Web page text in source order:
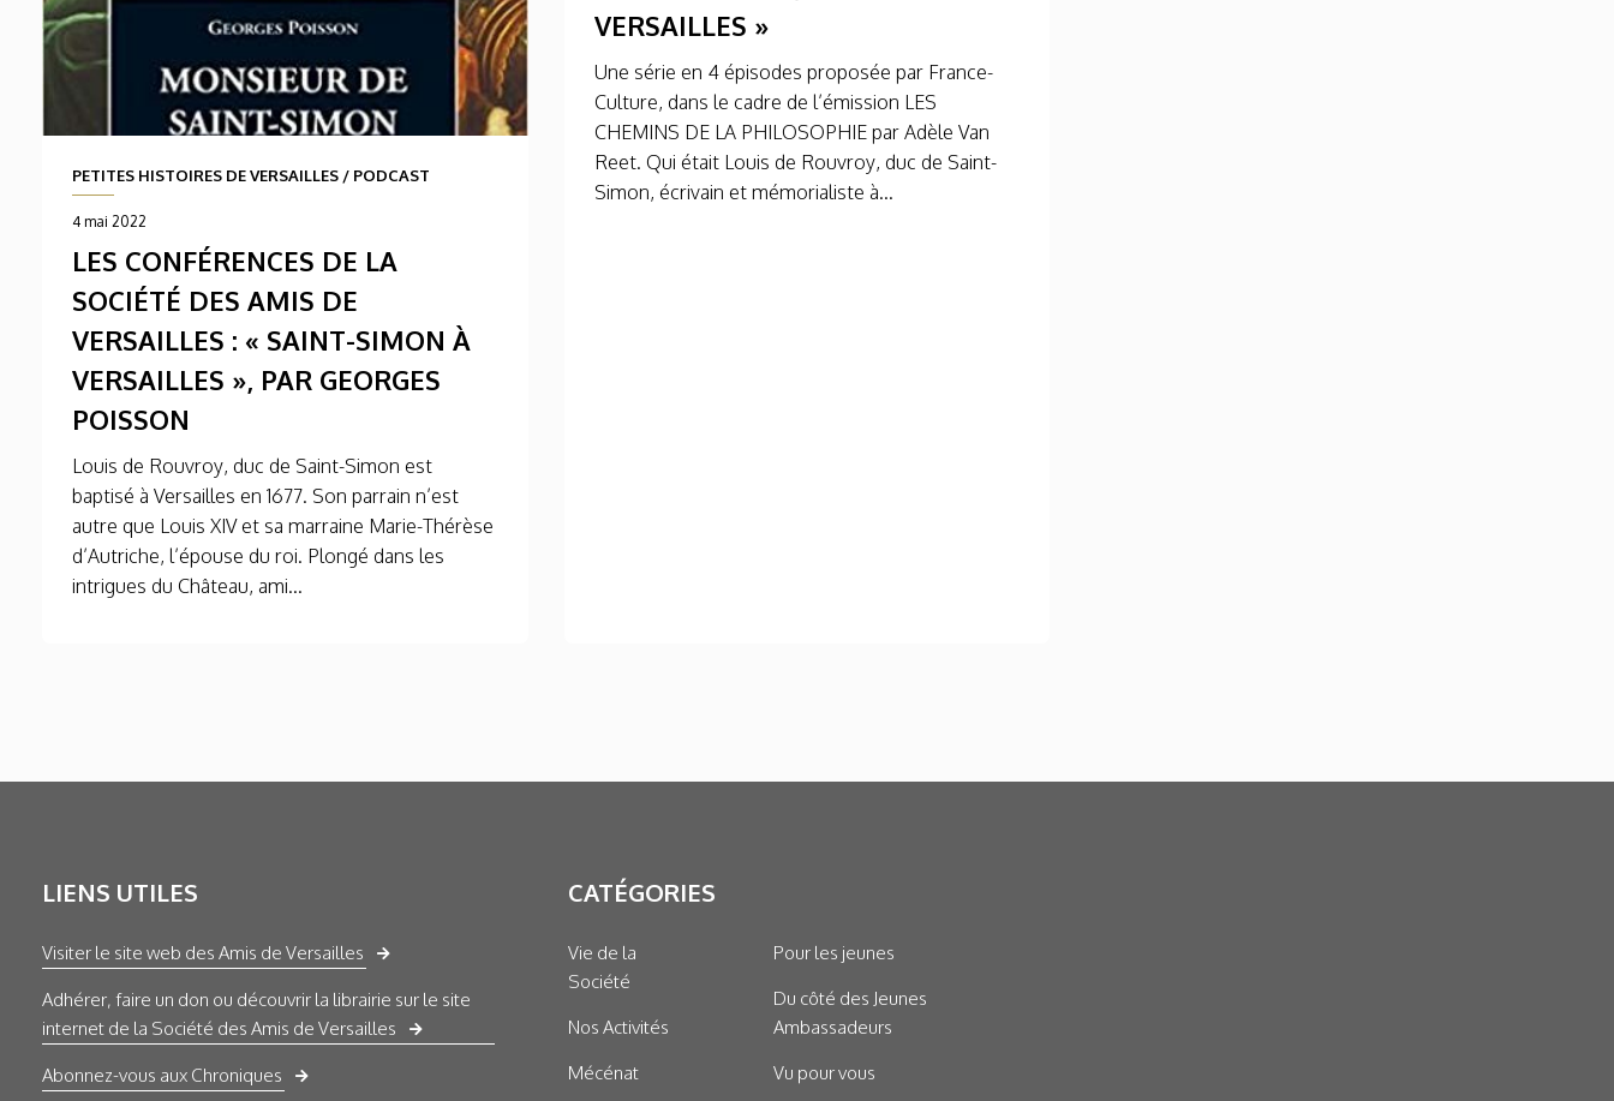
PETITES HISTOIRES DE VERSAILLES / PODCAST
4 mai 2022
LES CONFÉRENCES DE LA
SOCIÉTÉ DES AMIS DE
VERSAILLES : « SAINT-SIMON À
VERSAILLES », PAR GEORGES
POISSON
Louis de Rouvroy, duc de Saint-Simon est
baptisé à Versailles en 1677. Son parrain n’est
autre que Louis XIV et sa marraine Marie-Thérèse
d’Autriche, l’épouse du roi. Plongé dans les
intrigues du Château, ami...
VERSAILLES »
Une série en 4 épisodes proposée par France-
Culture, dans le cadre de l’émission LES
CHEMINS DE LA PHILOSOPHIE par Adèle Van
Reet. Qui était Louis de Rouvroy, duc de Saint-
Simon, écrivain et mémorialiste à...
LIENS UTILES
Visiter le site web des Amis de Versailles
Adhérer, faire un don ou découvrir la librairie sur le site
internet de la Société des Amis de Versailles
Abonnez-vous aux Chroniques
CATÉGORIES
Vie de la
Société
Nos Activités
Mécénat
Pour les jeunes
Du côté des Jeunes
Ambassadeurs
Vu pour vous